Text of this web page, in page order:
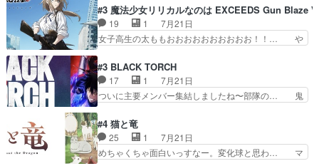
をちびっ子にしたあの玉、も… 半裸の警官の方が
怖い。ライバルキャラかわ… 霊媒師が人の肩に霊
を乗せるな笑なんてモノ…
ミ、最後のその顔は怖いよ...。てかタ… もはや人
間なのかも怪しい戦闘シーンがない… 今話第LO
／原画で参加させていただきまし… 皆大好き、ロ
リの全裸だーーーーーーッッッ… シーナとミミが
芽吹く百合の花。ミミ(c… ルームメイト1ヶ月経
ってシーナがミミの人… もう後戻りできないぞ」
してくるとは思わん…
#3 魔法少女リリカルなのは EXCEEDS Gun Blaze
19 1
7月21日
女子高生の太ももおおおおおおおおおお！！… や
瀬シイナと夜海トワ』今回はフォロワー… なのは
と出逢い炎の魔人の能力を人類の為に… ・シイ
ナ、トワと出会う親近感を感じる2人… 篠宮マナ
が登場したけど公式サイトに20歳… リリカルな
ちゃ食うやん魔人狩りチーム強… 人類滅亡寸前ま
で追い詰められていたのに、… 第３話をU-NEXT
で視聴しました。視聴…
#3 BLACK TORCH
17 1
7月21日
ついに主要メンバー集結しましたね〜部隊の… 鬼
描いたようなチョロインだったな。下半… 前回か
ら引き続いてじいさんとの決別の冒頭… あっちは
呪霊でこっちは物怪。忍者っぽいア… 護衛対象と
なる弐郎を連れて隠密局へ、彼の… →現状展開が
#4 猫と竜
25 1
7月21日
めちゃくちゃ面白いっすなー。変化球と思わ… マ